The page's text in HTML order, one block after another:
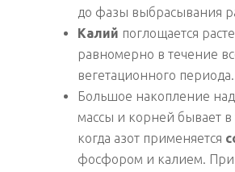
до фазы выбрасывания
Калий поглощается
равномерно в течение
вегетационного периода.
Большое накопление
массы и корней бывает в
когда азот применяется
фосфором и калием. При